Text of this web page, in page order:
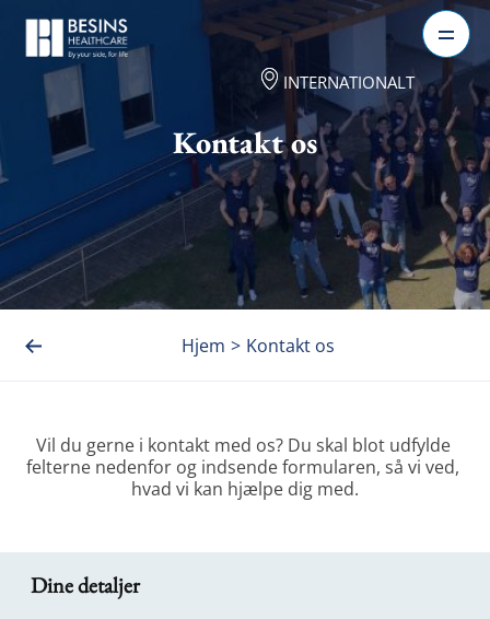
INTERNATIONALT
Kontakt os
Hjem > Kontakt os
Vil du gerne i kontakt med os? Du skal blot udfylde
felterne nedenfor og indsende formularen, så vi ved,
hvad vi kan hjælpe dig med.
Dine detaljer